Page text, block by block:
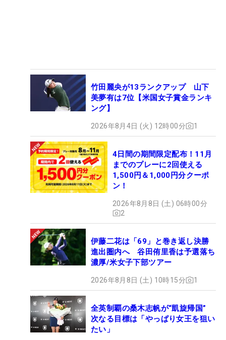
竹田麗央が13ランクアップ 山下
美夢有は7位【米国女子賞金ランキ
ング】
2026年8月4日 (火) 12時00分 1
4日間の期間限定配布！11月
までのプレーに2回使える
1,500円＆1,000円分クーポ
ン！
2026年8月8日 (土) 06時00分
2
伊藤二花は「69」と巻き返し決勝
進出圏内へ 谷田侑里香は予選落ち
濃厚/米女子下部ツアー
2026年8月8日 (土) 10時15分 1
全英制覇の桑木志帆が“凱旋帰国”
次なる目標は「やっぱり女王を狙い
たい」